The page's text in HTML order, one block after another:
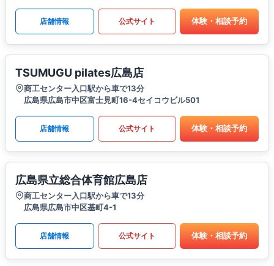
店舗情報 公式サイト 体験・相談予約
TSUMUGU pilates広島店
商工センター入口駅から車で13分
広島県広島市中区富士見町16-4セイコウビル501
店舗情報 公式サイト 体験・相談予約
広島県立総合体育館広島店
商工センター入口駅から車で13分
広島県広島市中区基町4-1
店舗情報 公式サイト 体験・相談予約